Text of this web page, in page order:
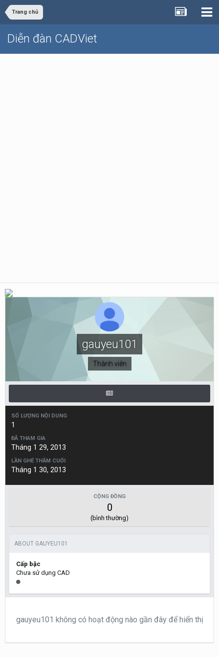
Trang chủ
Diễn đàn CADViet
gauyeu101
Thành viên
SỐ LƯỢNG NỘI DUNG
1
ĐÃ THAM GIA
Tháng 1 29, 2013
LẦN GHÉ THĂM CUỐI
Tháng 1 30, 2013
CỘNG ĐỒNG
0
(bình thường)
ABOUT GAUYEU101
Cấp bậc
Chưa sử dụng CAD
gauyeu101 không có hoạt động nào gần đây để hiển thị